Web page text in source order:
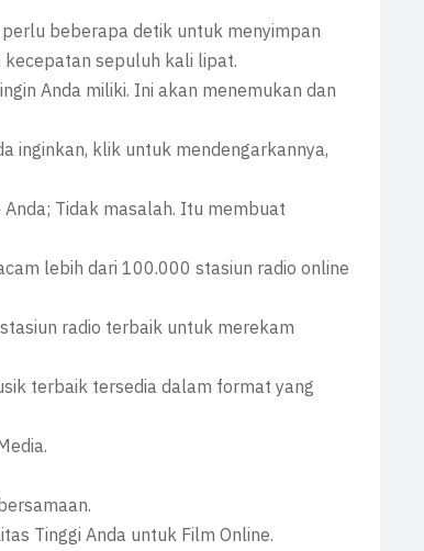
beberapa detik untuk menyimpan
kecepatan sepuluh kali lipat.
Anda miliki. Ini akan menemukan dan
inginkan, klik untuk mendengarkannya,
Tidak masalah. Itu membuat
lebih dari 100.000 stasiun radio online
radio terbaik untuk merekam
terbaik tersedia dalam format yang
Tinggi Anda untuk Film Online.